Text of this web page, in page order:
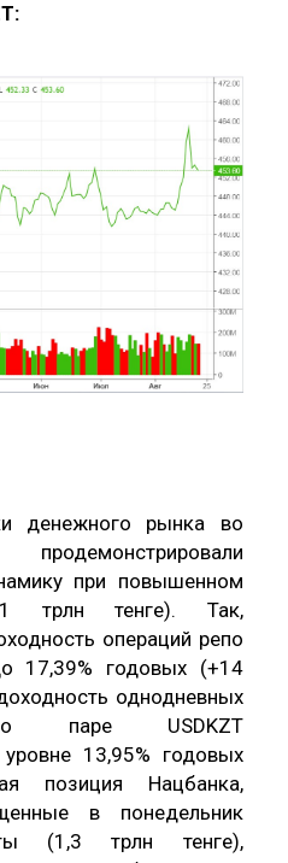
денежного рынка во
при повышенном
трлн тенге). Так,
операций репо
17,39% годовых (+14
однодневных
по паре USDKZT
13,95% годовых
позиция Нацбанка,
в понедельник
(1,3 трлн тенге),